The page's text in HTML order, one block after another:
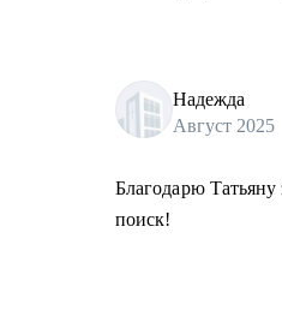
Надежда
Август 2025
Благодарю
поиск!